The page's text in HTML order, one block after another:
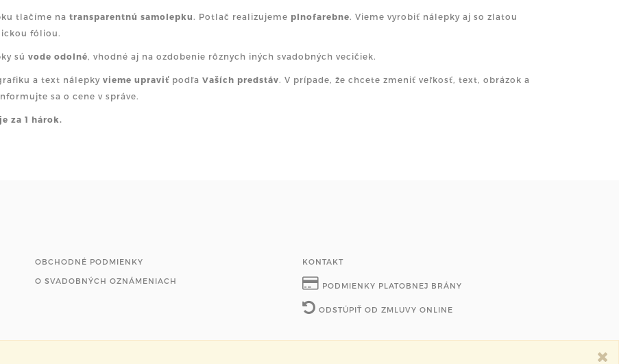
tlačíme na transparentnú samolepku . Potlač realizujeme plnofarebne. Vieme vyrobiť nálepky aj so zlatou
fóliou.
sú vode odolné, vhodné aj na ozdobenie rôznych iných svadobných vecičiek.
a text nálepky vieme upraviť podľa Vaších predstáv. V prípade, že chcete zmeniť veľkosť, text, obrázok a
sa o cene v správe.
za 1 hárok.
OBCHODNÉ PODMIENKY
O SVADOBNÝCH OZNÁMENIACH
KONTAKT
PODMIENKY PLATOBNEJ BRÁNY
ODSTÚPIŤ OD ZMLUVY ONLINE